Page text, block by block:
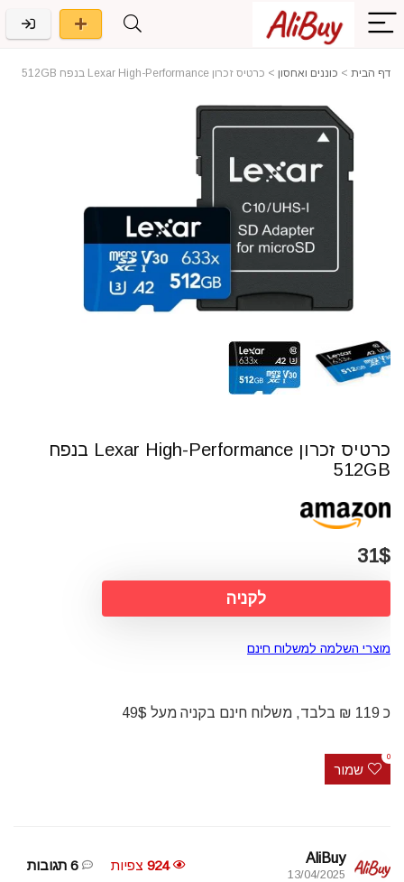
דף הבית > כוננים ואחסון > כרטיס זכרון Lexar High-Performance בנפח 512GB
כרטיס זכרון Lexar High-Performance בנפח
512GB
31$
לקניה
מוצרי השלמה למשלוח חינם
כ 119 ₪ בלבד, משלוח חינם בקניה מעל 49$
שמור
0
AliBuy
13/04/2025
924 צפיות 6 תגובות